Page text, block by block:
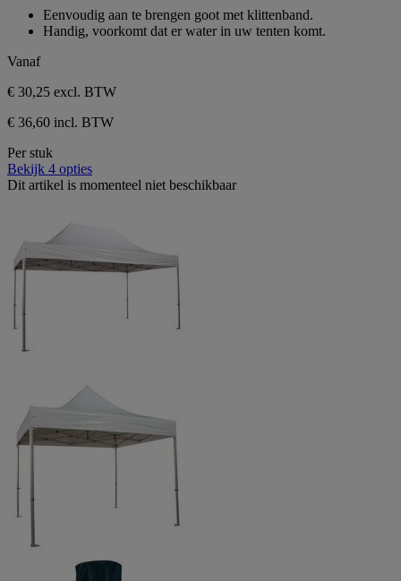
sterren.
Eenvoudig aan te brengen goot met klittenband.
Handig, voorkomt dat er water in uw tenten komt.
Vanaf
€ 30,25 excl. BTW
€ 36,60 incl. BTW
Per stuk
Bekijk 4 opties
Dit artikel is momenteel niet beschikbaar